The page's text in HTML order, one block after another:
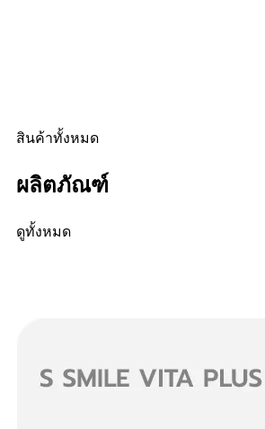
สินค้าทั้งหมด
ผลิตภัณฑ์
ดูทั้งหมด